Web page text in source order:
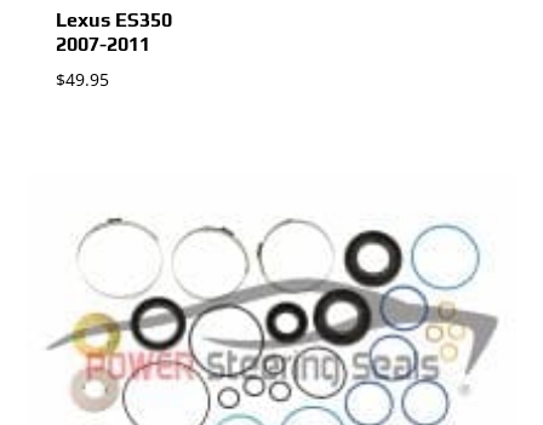
Lexus ES350
2007-2011
$49.95